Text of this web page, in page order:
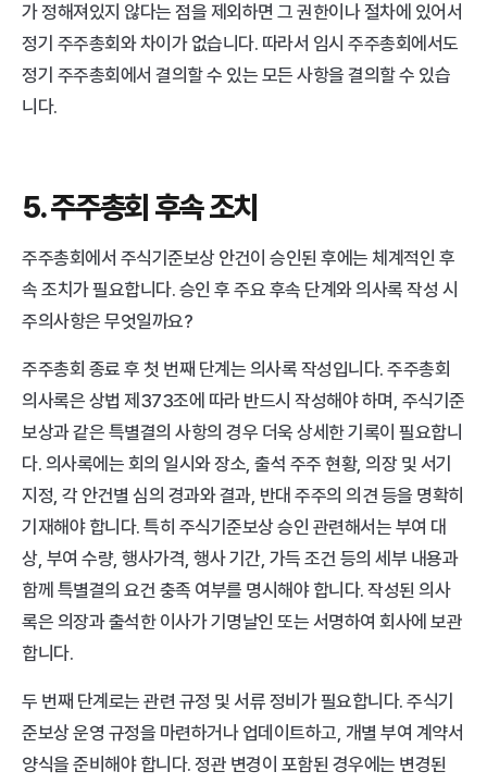
가 정해져있지 않다는 점을 제외하면 그 권한이나 절차에 있어서
정기 주주총회와 차이가 없습니다. 따라서 임시 주주총회에서도
정기 주주총회에서 결의할 수 있는 모든 사항을 결의할 수 있습
니다.
5. 주주총회 후속 조치
주주총회에서 주식기준보상 안건이 승인된 후에는 체계적인 후
속 조치가 필요합니다. 승인 후 주요 후속 단계와 의사록 작성 시
주의사항은 무엇일까요?
주주총회 종료 후 첫 번째 단계는 의사록 작성입니다. 주주총회
의사록은 상법 제373조에 따라 반드시 작성해야 하며, 주식기준
보상과 같은 특별결의 사항의 경우 더욱 상세한 기록이 필요합니
다. 의사록에는 회의 일시와 장소, 출석 주주 현황, 의장 및 서기
지정, 각 안건별 심의 경과와 결과, 반대 주주의 의견 등을 명확히
기재해야 합니다. 특히 주식기준보상 승인 관련해서는 부여 대
상, 부여 수량, 행사가격, 행사 기간, 가득 조건 등의 세부 내용과
함께 특별결의 요건 충족 여부를 명시해야 합니다. 작성된 의사
록은 의장과 출석한 이사가 기명날인 또는 서명하여 회사에 보관
합니다.
두 번째 단계로는 관련 규정 및 서류 정비가 필요합니다. 주식기
준보상 운영 규정을 마련하거나 업데이트하고, 개별 부여 계약서
양식을 준비해야 합니다. 정관 변경이 포함된 경우에는 변경된